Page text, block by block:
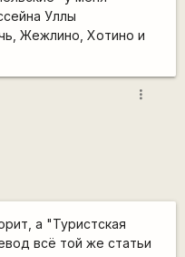
Уллы
Жежлино, Хотино и
more_vert
а "Туристская
всё той же статьи